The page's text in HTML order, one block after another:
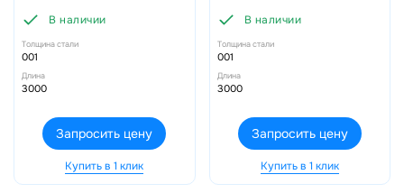
В наличии
Толщина стали
001
Длина
3000
Запросить цену
Купить в 1 клик
В наличии
Толщина стали
001
Длина
3000
Запросить цену
Купить в 1 клик